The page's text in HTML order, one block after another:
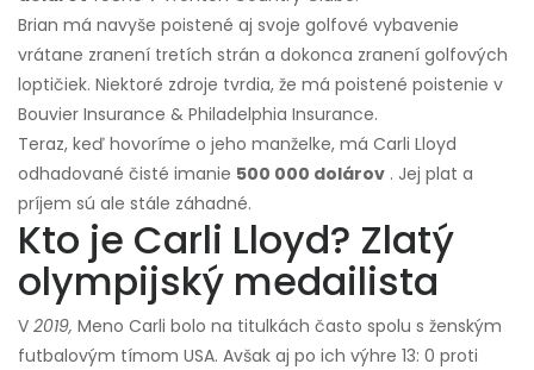
Brian má navyše poistené aj svoje golfové vybavenie
vrátane zranení tretích strán a dokonca zranení golfových
loptičiek. Niektoré zdroje tvrdia, že má poistené poistenie v
Bouvier Insurance & Philadelphia Insurance.
Teraz, keď hovoríme o jeho manželke, má Carli Lloyd
odhadované čisté imanie 500 000 dolárov . Jej plat a
príjem sú ale stále záhadné.
Kto je Carli Lloyd? Zlatý
olympijský medailista
V 2019, Meno Carli bolo na titulkách často spolu s ženským
futbalovým tímom USA. Avšak aj po ich výhre 13: 0 proti